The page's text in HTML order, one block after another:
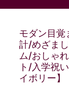
モダン目
計/めざま
ム/おしゃ
ト/入学祝
イボリー】